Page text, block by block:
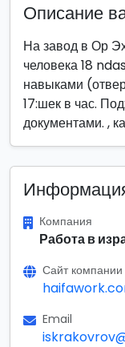
Описание
На завод в Ор
человека 18
навыками
17:шек в час.
документами. ,
Компания
Работа в
Сайт компании
Email